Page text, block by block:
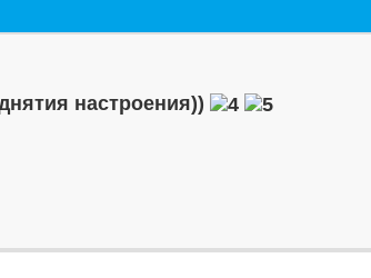
настроения))